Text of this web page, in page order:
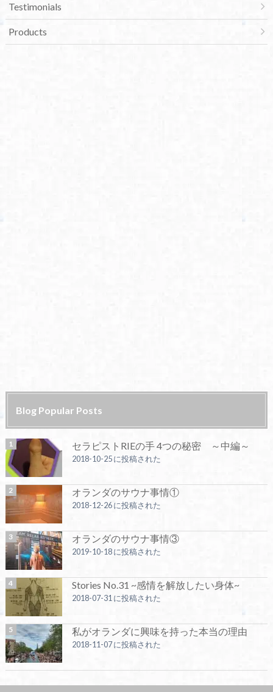
Testimonials
Products
Blog Popular Posts
セラピストRIEの手 4つの秘密 ～中編～
2018-10-25 に投稿された
オランダのサウナ事情①
2018-12-26 に投稿された
オランダのサウナ事情③
2019-10-18 に投稿された
Stories No.31 ~感情を解放したい身体~
2018-07-31 に投稿された
私がオランダに興味を持った本当の理由
2018-11-07 に投稿された